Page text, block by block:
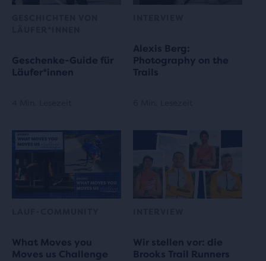
Geschenke-Guide für
Läufer*innen
Alexis Berg:
Photography on the
Trails
What Moves you
Moves us Challenge
Wir stellen vor: die
Brooks Trail Runners